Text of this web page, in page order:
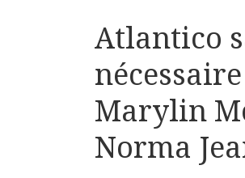
Atlantico
Marylin
Norma